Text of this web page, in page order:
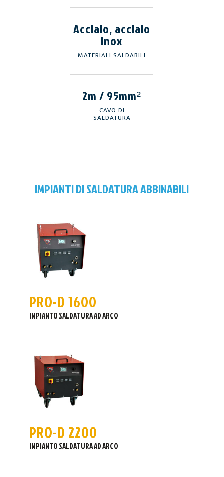
Acciaio, acciaio
inox
MATERIALI SALDABILI
2m / 95mm²
CAVO DI
SALDATURA
IMPIANTI DI SALDATURA ABBINABILI
PRO-D 1600
IMPIANTO SALDATURA AD ARCO
PRO-D 2200
IMPIANTO SALDATURA AD ARCO